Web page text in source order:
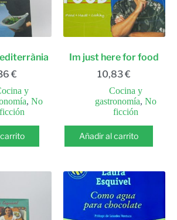
€
y
,No
ficción
Im just here for food
10,83€
Cocina y
gastronomía,No
ficción
Añadir al carrito